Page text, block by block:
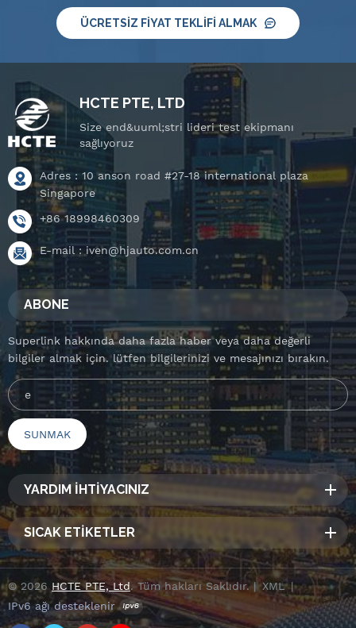
ÜCRETSIZ FIYAT TEKLIFI ALMAK
HCTE PTE, LTD
Size end&uuml;stri lideri test ekipmanı
sağlıyoruz
Adres : 10 anson road #27-18 international plaza
Singapore
+86 18998460309
E-mail : iven@hjauto.com.cn
ABONE
Superlink hakkında daha fazla haber veya daha değerli
bilgiler almak için. lütfen bilgilerinizi ve mesajınızı bırakın.
YARDIM İHTİYACINIZ
SICAK ETİKETLER
© 2026 HCTE PTE, Ltd. Tüm hakları Saklıdır. | XML|
IPv6 ağı desteklenir